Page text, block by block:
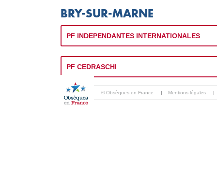
BRY-SUR-MARNE
PF INDEPENDANTES INTERNATIONALES
PF CEDRASCHI
© Obsèques en France | Mentions légales |